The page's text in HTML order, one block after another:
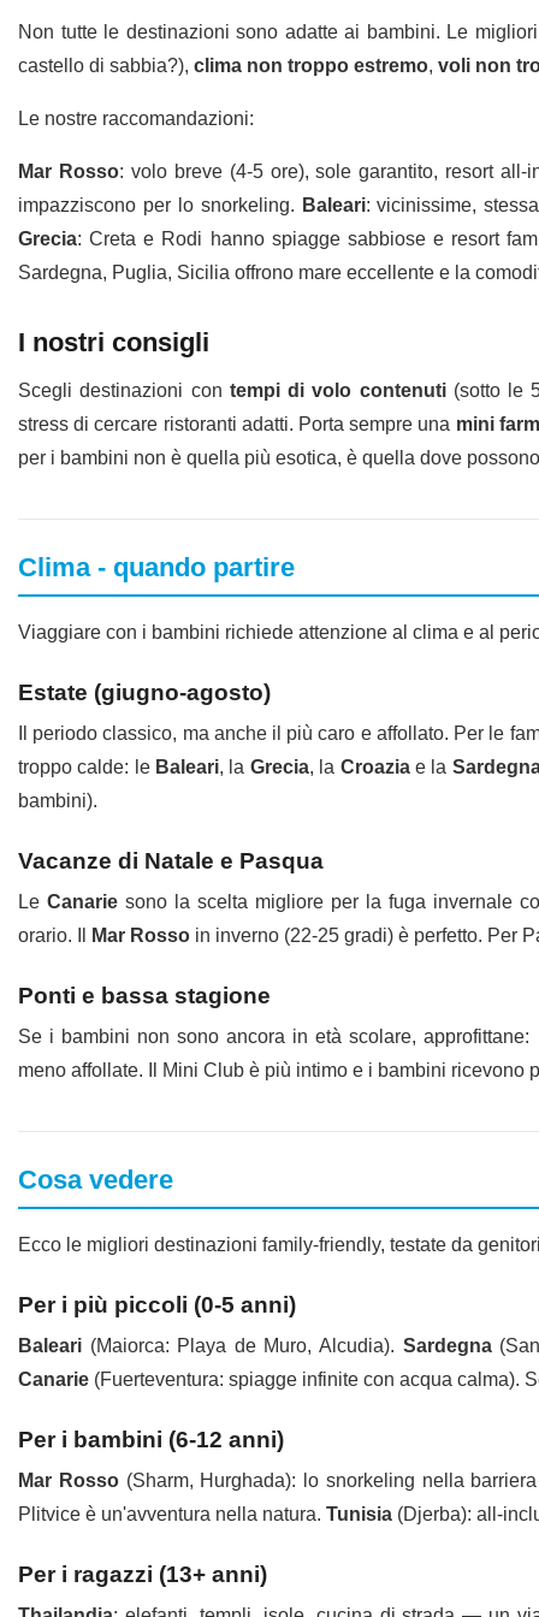
Non tutte le destinazioni sono adatte ai bambini. Le
castello di sabbia?), clima non troppo estremo, voli non
Le nostre raccomandazioni:
Mar Rosso: volo breve (4-5 ore), sole garantito, resort
impazziscono per lo snorkeling. Baleari: vicinissime,
Grecia: Creta e Rodi hanno spiagge sabbiose e resort
Sardegna, Puglia, Sicilia offrono mare eccellente e la
I nostri consigli
Scegli destinazioni con tempi di volo contenuti(sotto le
stress di cercare ristoranti adatti. Porta sempre una mini
per i bambini non è quella più esotica, è quella dove
Clima - quando partire
Viaggiare con i bambini richiede attenzione al clima e al
Estate (giugno-agosto)
Il periodo classico, ma anche il più caro e affollato. Per le
troppo calde: le Baleari, la Grecia, la Croaziae la
bambini).
Vacanze di Natale e Pasqua
LeCanarie sono la scelta migliore per la fuga invernale
orario. Il
Mar Rosso in inverno (22-25 gradi) è perfetto. Per
Ponti e bassa stagione
Se i bambini non sono ancora in età scolare, approfittane:
meno affollate. Il Mini Club è più intimo e i bambini ricevono
Cosa vedere
Ecco le migliori destinazioni family-friendly, testate da
Per i più piccoli (0-5 anni)
Baleari (Maiorca: Playa de Muro, Alcudia). Sardegna
Canarie (Fuerteventura: spiagge infinite con acqua calma).
Per i bambini (6-12 anni)
Mar Rosso(Sharm, Hurghada): lo snorkeling nella
Plitvice è un'avventura nella natura. Tunisia (Djerba): all-
Per i ragazzi (13+ anni)